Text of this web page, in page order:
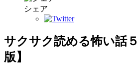
シェア
サクサク読める怖い話
版】